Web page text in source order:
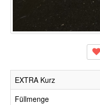
EXTRA Kurz
Füllmenge